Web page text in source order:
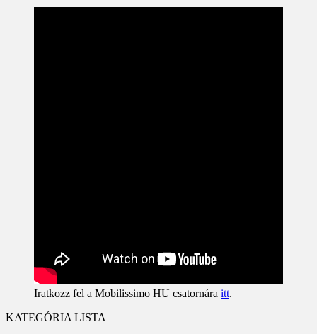
Iratkozz fel a Mobilissimo HU csatornára itt.
KATEGÓRIA LISTA